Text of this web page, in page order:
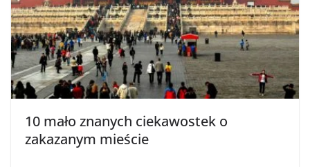
10 mało znanych ciekawostek o
zakazanym mieście